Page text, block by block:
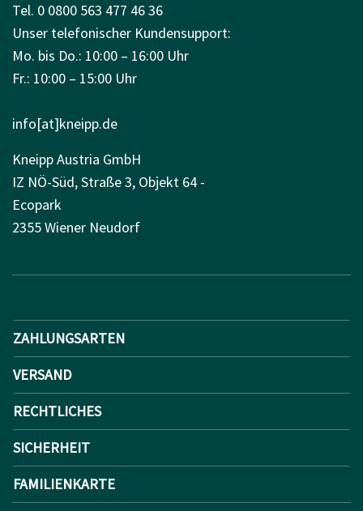
Tel. 0 0800 563 477 46 36
Unser telefonischer Kundensupport:
Mo. bis Do.: 10:00 – 16:00 Uhr
Fr.: 10:00 – 15:00 Uhr
info[at]kneipp.de
Kneipp Austria GmbH
IZ NÖ-Süd, Straße 3, Objekt 64 -
Ecopark
2355 Wiener Neudorf
ZAHLUNGSARTEN
VERSAND
RECHTLICHES
SICHERHEIT
FAMILIENKARTE